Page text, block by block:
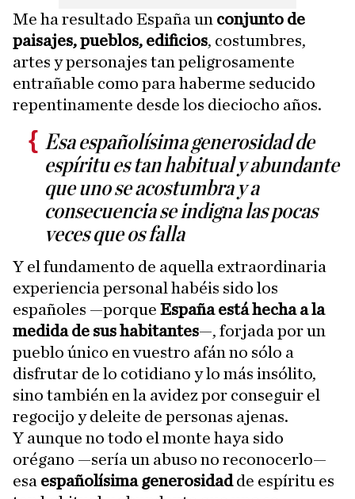
Me ha resultado España un conjunto de
paisajes, pueblos, edificios, costumbres,
artes y personajes tan peligrosamente
entrañable como para haberme seducido
repentinamente desde los dieciocho años.
Esa españolísima generosidad de
espíritu es tan habitual y abundante
que uno se acostumbra y a
consecuencia se indigna las pocas
veces que os falla
Y el fundamento de aquella extraordinaria
experiencia personal habéis sido los
españoles —porque España está hecha a la
medida de sus habitantes—, forjada por un
pueblo único en vuestro afán no sólo a
disfrutar de lo cotidiano y lo más insólito,
sino también en la avidez por conseguir el
regocijo y deleite de personas ajenas.
Y aunque no todo el monte haya sido
orégano —sería un abuso no reconocerlo—
esa españolísima generosidadde espíritu es